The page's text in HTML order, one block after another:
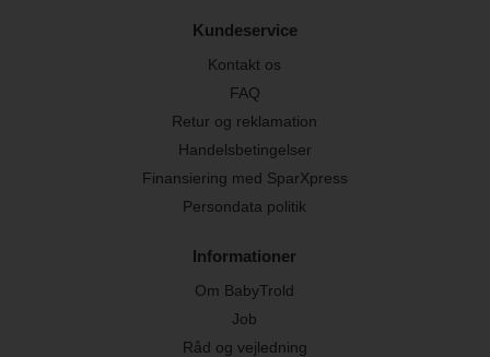
Kundeservice
Kontakt os
FAQ
Retur og reklamation
Handelsbetingelser
Finansiering med SparXpress
Persondata politik
Informationer
Om BabyTrold
Job
Råd og vejledning